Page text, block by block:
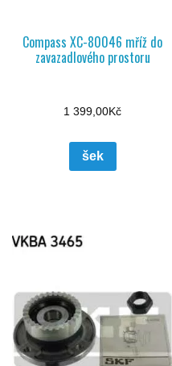
Compass XC-80046 mříž do
zavazadlového prostoru
1 399,00Kč
šek